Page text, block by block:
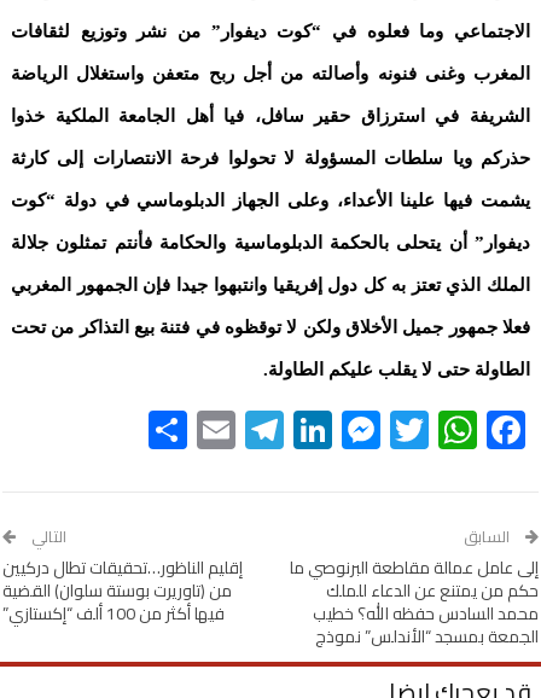
الاجتماعي وما فعلوه في “كوت ديفوار” من نشر وتوزيع لثقافات
المغرب وغنى فنونه وأصالته من أجل ربح متعفن واستغلال الرياضة
الشريفة في استرزاق حقير سافل، فيا أهل الجامعة الملكية خذوا
حذركم ويا سلطات المسؤولة لا تحولوا فرحة الانتصارات إلى كارثة
يشمت فيها علينا الأعداء، وعلى الجهاز الدبلوماسي في دولة “كوت
ديفوار” أن يتحلى بالحكمة الدبلوماسية والحكامة فأنتم تمثلون جلالة
الملك الذي تعتز به كل دول إفريقيا وانتبهوا جيدا فإن الجمهور المغربي
فعلا جمهور جميل الأخلاق ولكن لا توقظوه في فتنة بيع التذاكر من تحت
الطاولة حتى لا يقلب عليكم الطاولة.
Facebook
WhatsApp
Twitter
Messenger
LinkedIn
Telegram
Email
السابق
إلى عامل عمالة مقاطعة البرنوصي ما
حكم من يمتنع عن الدعاء للملك
محمد السادس حفظه الله؟ خطيب
الجمعة بمسجد “الأندلس” نموذج
التالي
إقليم الناظور…تحقيقات تطال دركيين
من (تاوريرت بوستة سلوان) القضية
فيها أكثر من 100 ألف “إكستازي”